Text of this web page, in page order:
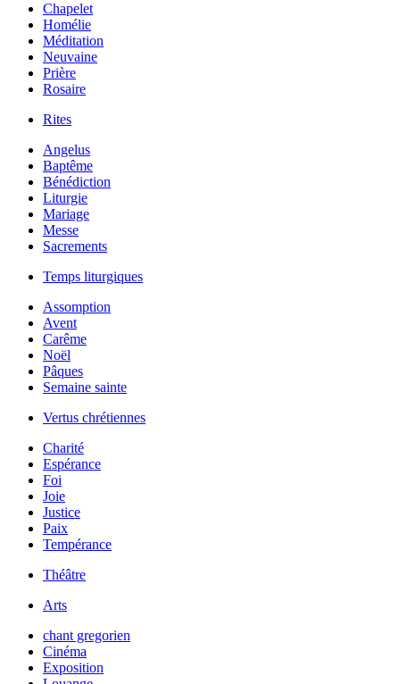
Chapelet
Homélie
Méditation
Neuvaine
Prière
Rosaire
Rites
Angelus
Baptême
Bénédiction
Liturgie
Mariage
Messe
Sacrements
Temps liturgiques
Assomption
Avent
Carême
Noël
Pâques
Semaine sainte
Vertus chrétiennes
Charité
Espérance
Foi
Joie
Justice
Paix
Tempérance
Théâtre
Arts
chant gregorien
Cinéma
Exposition